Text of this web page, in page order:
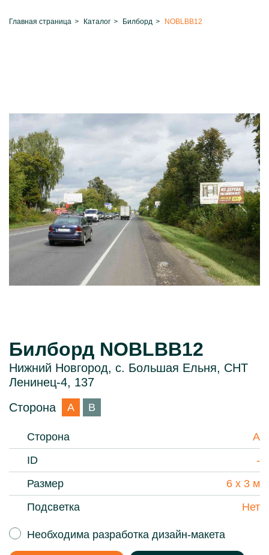
Главная страница > Каталог > Билборд > NOBLBB12
Билборд NOBLBB12
Нижний Новгород, с. Большая Ельня, СНТ
Ленинец-4, 137
Сторона
A B
Сторона
A
ID
-
Размер
6 х 3 м
Подсветка
Нет
Необходима разработка дизайн-макета